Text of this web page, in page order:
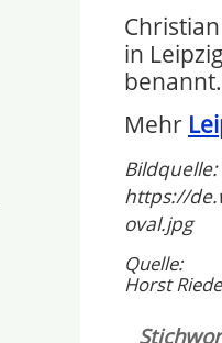
in
benannt.
Mehr
Bildquelle:
https://
oval.jpg
Quelle:
Horst